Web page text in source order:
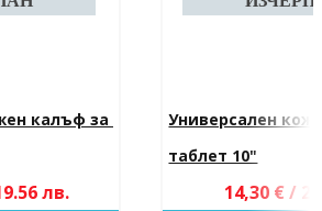
калъф за
лв.
Универсален
таблет 10"
14,30 € /